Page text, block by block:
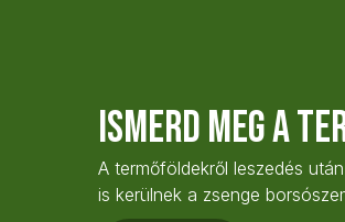
Ismerd meg a
A termőföldekről leszedés
is kerülnek a zsenge